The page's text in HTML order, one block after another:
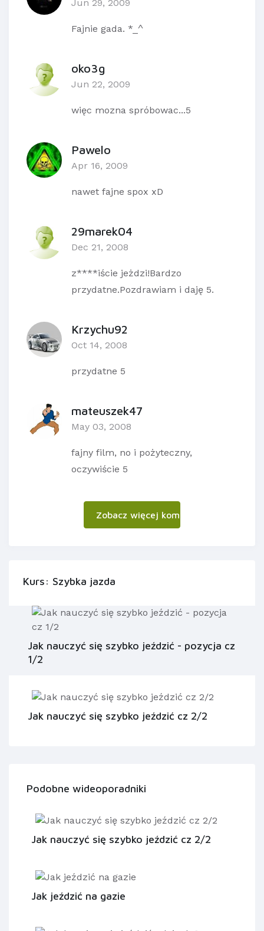
Jun 29, 2009
Fajnie gada. *_^
oko3g
Jun 22, 2009
więc mozna spróbowac...5
Pawelo
Apr 16, 2009
nawet fajne spox xD
29marek04
Dec 21, 2008
z****iście jeżdzi!Bardzo
przydatne.Pozdrawiam i daję 5.
Krzychu92
Oct 14, 2008
przydatne 5
mateuszek47
May 03, 2008
fajny film, no i pożyteczny,
oczywiście 5
Zobacz więcej komentarzy
Kurs: Szybka jazda
Jak nauczyć się szybko jeździć - pozycja cz
1/2
Jak nauczyć się szybko jeździć cz 2/2
Podobne wideoporadniki
Jak nauczyć się szybko jeździć cz 2/2
Jak jeździć na gazie